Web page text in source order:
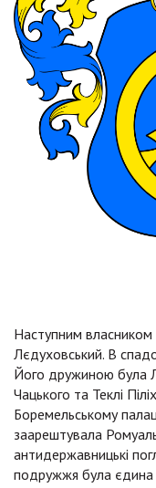
Наступним
Лєдуховський. В
Його дружиною була
Чацького та Теклі
Боремельському
заарештувала
антидержавницькі
подружжя була єдина